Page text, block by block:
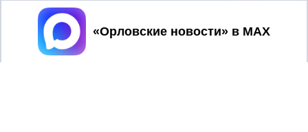
Принять